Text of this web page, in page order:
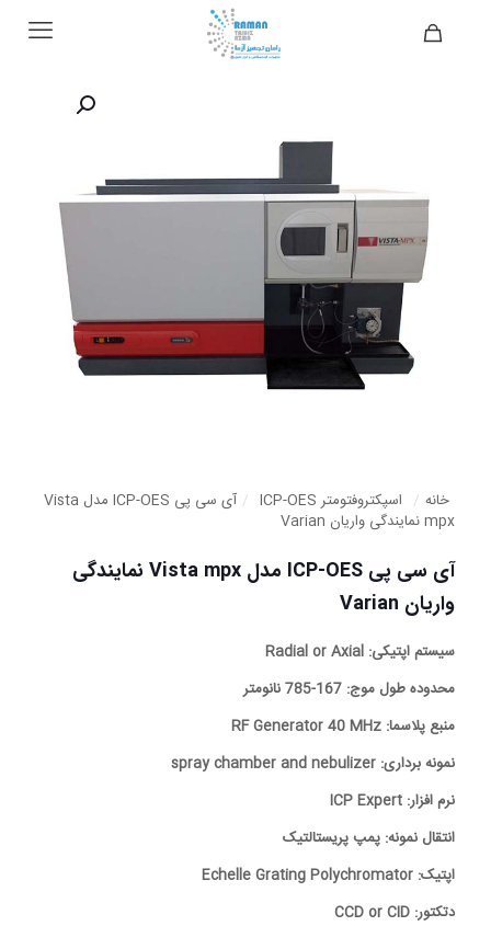
خانه / اسپکتروفتومتر ICP-OES /
آی سی پی ICP-OES مدل Vista
mpx نمایندگی واریان Varian
آی سی پی ICP-OES مدل Vista mpx نمایندگی
واریان Varian
سیستم اپتیکی: Radial or Axial
محدوده طول موج: 167-785 نانومتر
منبع پلاسما: RF Generator 40 MHz
نمونه برداری: spray chamber and nebulizer
نرم افزار: ICP Expert
انتقال نمونه: پمپ پریستالتیک
اپتیک: Echelle Grating Polychromator
دتکتور: CCD or CID